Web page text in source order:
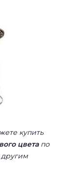
купить
цветапо